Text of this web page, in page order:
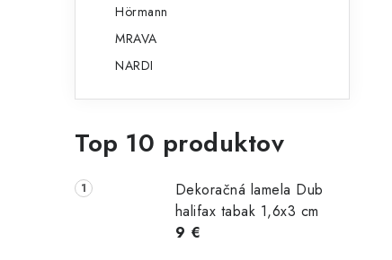
Hörmann
MRAVA
NARDI
Top 10 produktov
Dekoračná lamela Dub
halifax tabak 1,6x3 cm
9 €